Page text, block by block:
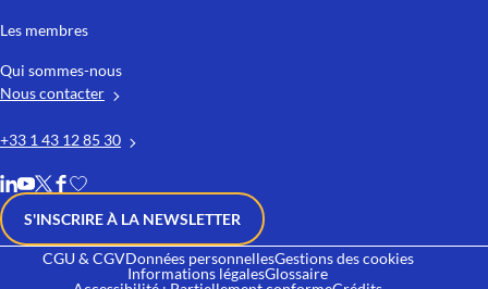
Les membres
Qui sommes-nous
Nous contacter
+33 1 43 12 85 30
S'INSCRIRE À LA NEWSLETTER
CGU & CGVDonnées personnellesGestions des cookies
Informations légalesGlossaire